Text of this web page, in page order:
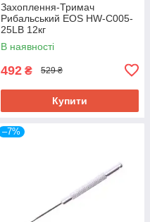
Захоплення-Тримач
Рибальський EOS HW-C005-
25LB 12кг
В наявності
492 ₴ 529 ₴
Купити
–7%